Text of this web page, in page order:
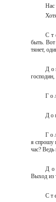
Нас
С т
быть.
тянет,
Д о
Г о
Д о
Г о
я спрошу
час? Ведь
Д о
Выход из
С т